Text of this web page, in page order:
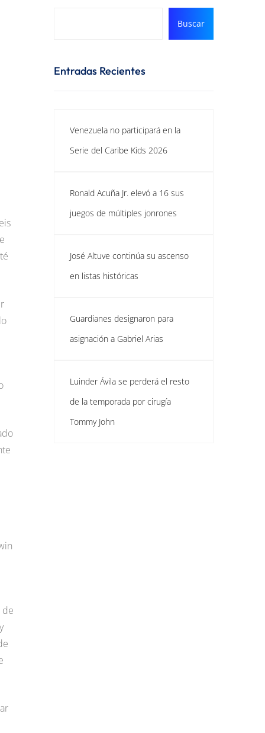
de
Buscar
Entradas Recientes
Venezuela no participará en la
Serie del Caribe Kids 2026
Ronald Acuña Jr. elevó a 16 sus
juegos de múltiples jonrones
José Altuve continúa su ascenso
en listas históricas
Guardianes designaron para
asignación a Gabriel Arias
Luinder Ávila se perderá el resto
de la temporada por cirugía
Tommy John